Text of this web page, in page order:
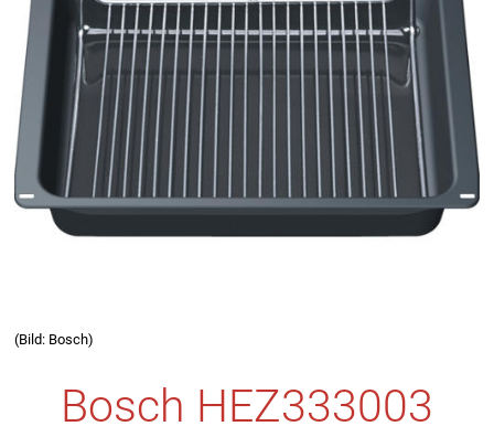
(Bild: Bosch)
Bosch HEZ333003